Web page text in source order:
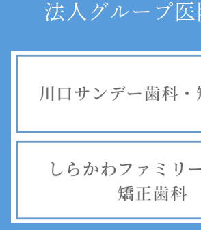
法人グループ医